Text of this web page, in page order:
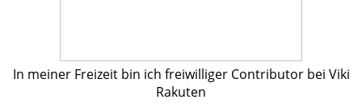
In meiner Freizeit bin ich freiwilliger Contributor bei Viki
Rakuten